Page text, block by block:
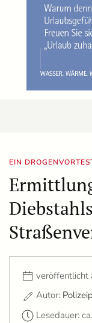
EIN
veröffentlicht
Autor:
Lesedauer: ca.